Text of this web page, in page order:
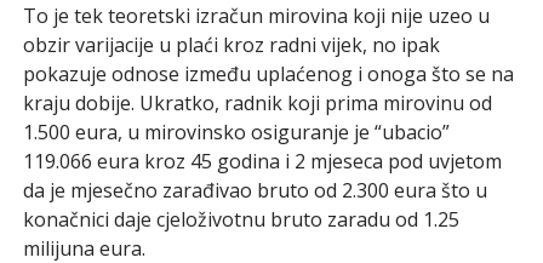
To je tek teoretski izračun mirovina koji nije uzeo u
obzir varijacije u plaći kroz radni vijek, no ipak
pokazuje odnose između uplaćenog i onoga što se na
kraju dobije. Ukratko, radnik koji prima mirovinu od
1.500 eura, u mirovinsko osiguranje je “ubacio”
119.066 eura kroz 45 godina i 2 mjeseca pod uvjetom
da je mjesečno zarađivao bruto od 2.300 eura što u
konačnici daje cjeloživotnu bruto zaradu od 1.25
milijuna eura.